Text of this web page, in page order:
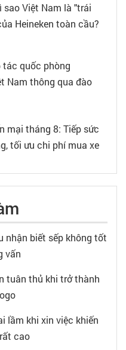
sao Việt Nam là "trái
Heineken toàn cầu?
tác quốc phòng
Nam thông qua đào
mại tháng 8: Tiếp sức
tối ưu chi phí mua xe
nhận biết sếp không tốt
vấn
tuân thủ khi trở thành
lầm khi xin việc khiến
cao